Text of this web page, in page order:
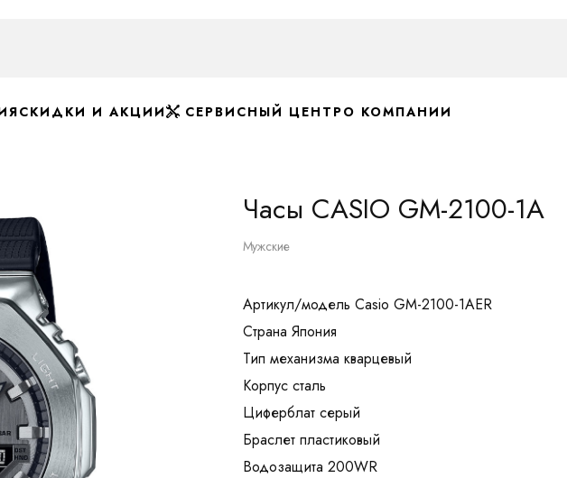
СКИДКИ И АКЦИИ СЕРВИСНЫЙ ЦЕНТРО КОМПАНИИ
Часы CASIO GM-2100-1A
Мужские
Артикул/модель Casio GM-2100-1AER
Страна Япония
Тип механизма кварцевый
Корпус сталь
Циферблат серый
Браслет пластиковый
Водозащита 200WR